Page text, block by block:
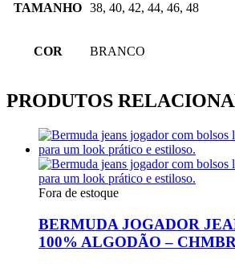
TAMANHO 38, 40, 42, 44, 46, 48
COR BRANCO
PRODUTOS
Fora de estoque
BERMUDA JOGADOR
100% ALGODÃO –